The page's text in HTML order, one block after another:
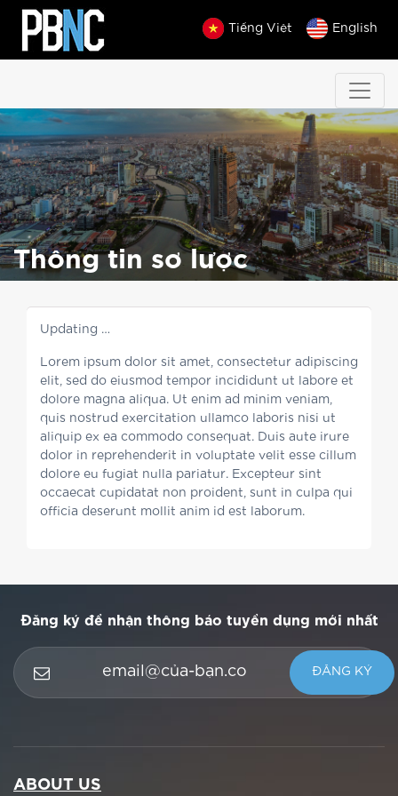
Tiếng Việt English
Thông tin sơ lược
Updating …
Lorem ipsum dolor sit amet, consectetur adipiscing
elit, sed do eiusmod tempor incididunt ut labore et
dolore magna aliqua. Ut enim ad minim veniam,
quis nostrud exercitation ullamco laboris nisi ut
aliquip ex ea commodo consequat. Duis aute irure
dolor in reprehenderit in voluptate velit esse cillum
dolore eu fugiat nulla pariatur. Excepteur sint
occaecat cupidatat non proident, sunt in culpa qui
officia deserunt mollit anim id est laborum.
Đăng ký để nhận thông báo tuyển dụng mới nhất
ABOUT US